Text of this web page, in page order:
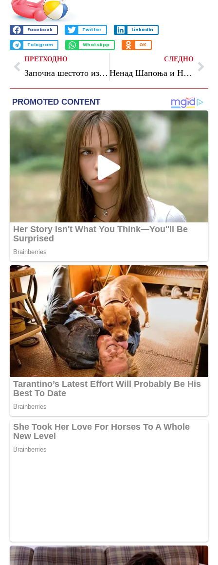
Facebook Twitter LinkedIn
Telegram WhatsApp OK
ПРЕТХОДНО
Започна шестото издание на Скопскиот поетски фестивал
СЛЕДНО
Ненад Шапоња и Никола Јованоски први добитници на наградата „Столб на зборот“